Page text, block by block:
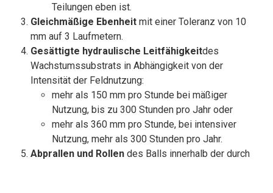
Teilungen eben ist.
Gleichmäßige Ebenheit mit einer Toleranz von 10
mm auf 3 Laufmetern.
Gesättigte hydraulische Leitfähigkeitdes
Wachstumssubstrats in Abhängigkeit von der
Intensität der Feldnutzung:
mehr als 150 mm pro Stunde bei mäßiger
Nutzung, bis zu 300 Stunden pro Jahr oder
mehr als 360 mm pro Stunde, bei intensiver
Nutzung, mehr als 300 Stunden pro Jahr.
Abprallen und Rollen des Balls innerhalb der durch